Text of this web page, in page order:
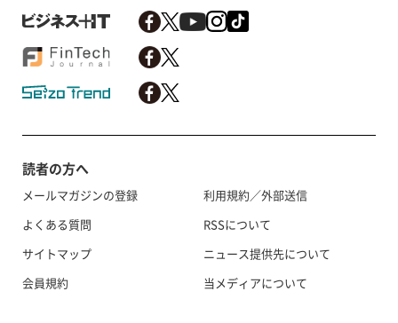
読者の方へ
メールマガジンの登録
よくある質問
サイトマップ
会員規約
利用規約／外部送信
RSSについて
ニュース提供先について
当メディアについて